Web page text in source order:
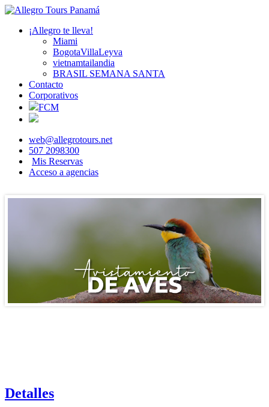
¡Allegro te lleva!
Miami
BogotaVillaLeyva
vietnamtailandia
BRASIL SEMANA SANTA
Contacto
Corporativos
FCM
web@allegrotours.net
507 2098300
Mis Reservas
Acceso a agencias
Detalles